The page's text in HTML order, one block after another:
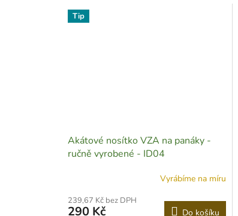
Tip
Akátové nosítko VZA na panáky -
ručně vyrobené - ID04
Vyrábíme na míru
239,67 Kč bez DPH
290 Kč Do košíku